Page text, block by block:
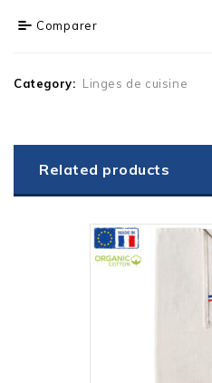
Comparer
Category: Linges de cuisine
Related products